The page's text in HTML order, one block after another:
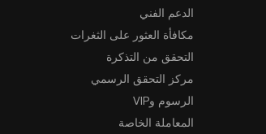
الدعم الفني
مكافأة العثور على الثغرات
التحقق من التذكرة
مركز التحقق الرسمي
الرسوم وVIP
المعاملة الخاصة